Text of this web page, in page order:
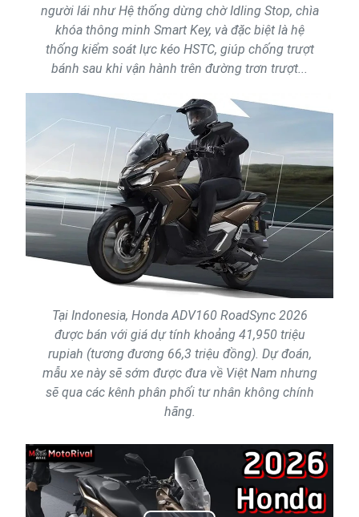
người lái như Hệ thống dừng chờ Idling Stop, chìa
khóa thông minh Smart Key, và đặc biệt là hệ
thống kiểm soát lực kéo HSTC, giúp chống trượt
bánh sau khi vận hành trên đường trơn trượt...
Tại Indonesia, Honda ADV160 RoadSync 2026
được bán với giá dự tính khoảng 41,950 triệu
rupiah (tương đương 66,3 triệu đồng). Dự đoán,
mẫu xe này sẽ sớm được đưa về Việt Nam nhưng
sẽ qua các kênh phân phối tư nhân không chính
hãng.